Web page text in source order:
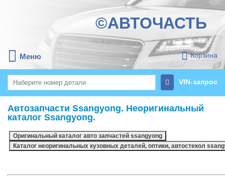
©АВТОЧАСТЬ
Меню Корзина
VIN-запрос
Автозапчасти Ssangyong. Неоригинальный
каталог Ssangyong.